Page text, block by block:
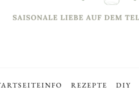
INFO REZEPTE DIY